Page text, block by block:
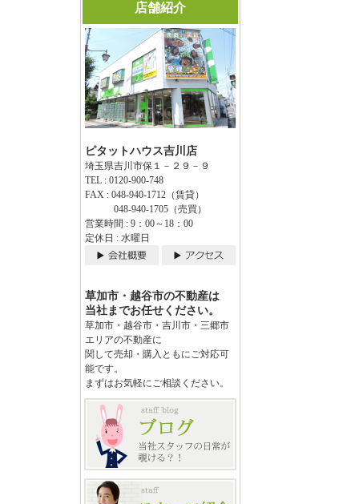
店舗紹介
ピタットハウス吉川店
埼玉県吉川市保１－２９－９
TEL : 0120-900-748
FAX : 048-940-1712（賃貸）
048-940-1705（売買）
営業時間 : 9：00～18：00
定休日 : 水曜日
草加市・越谷市の不動産は
当社までお任せください。
草加市・越谷市・吉川市・三郷市
エリアの不動産に
関して売却・購入ともにご対応可
能です。
まずはお気軽にご相談ください。